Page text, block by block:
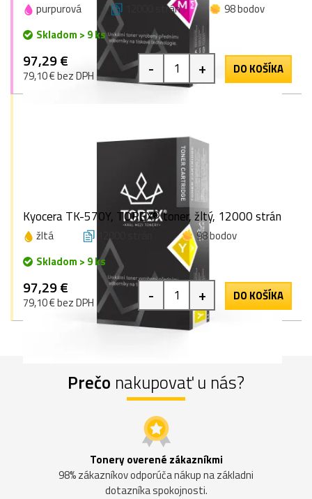
purpurová 12000 strán
98 bodov
Skladom > 9 ks
97,29 €
79,10 € bez DPH - + DO KOŠÍKA
Kyocera TK-570Y, TOREX® toner, žltý, 12000 strán
žltá 12000 strán
98 bodov
Skladom > 9 ks
97,29 €
79,10 € bez DPH - + DO KOŠÍKA
Prečo nakupovať u nás?
Tonery overené zákazníkmi
98% zákazníkov odporúča nákup na základni
dotazníka spokojnosti.